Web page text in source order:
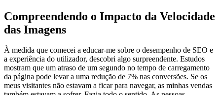
Compreendendo o Impacto da Velocidade
das Imagens
À medida que comecei a educar-me sobre o desempenho de SEO e
a experiência do utilizador, descobri algo surpreendente. Estudos
mostram que um atraso de um segundo no tempo de carregamento
da página pode levar a uma redução de 7% nas conversões. Se os
meus visitantes não estavam a ficar para navegar, as minhas vendas